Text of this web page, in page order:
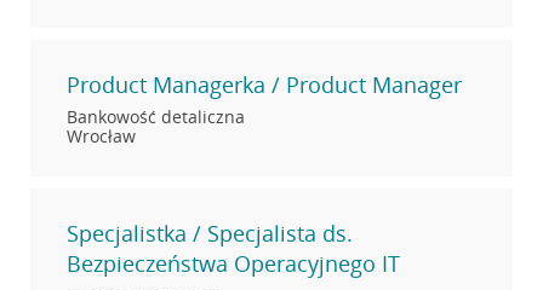
Product Managerka / Product Manager
Bankowość detaliczna
Wrocław
Specjalistka / Specjalista ds.
Bezpieczeństwa Operacyjnego IT